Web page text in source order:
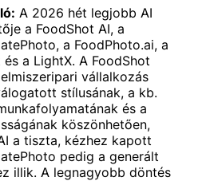
A 2026 hét legjobb AI
a FoodShot AI, a
a FoodPhoto.ai, a
a LightX. A FoodShot
vállalkozás
stílusának, a kb.
és a
köszönhetően,
a tiszta, kézhez kapott
pedig a generált
illik. A legnagyobb döntés